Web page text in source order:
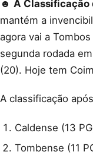
☻ A Classificação
mantém a
agora vai a
segunda rodada
(20). Hoje tem
A classificação
Caldense (13
Tombense (11